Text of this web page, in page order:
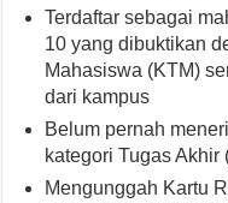
Terdaftar sebagai
10 yang dibuktikan
Mahasiswa (KTM)
dari kampus
Belum pernah
kategori Tugas Akhir
Mengunggah Kartu